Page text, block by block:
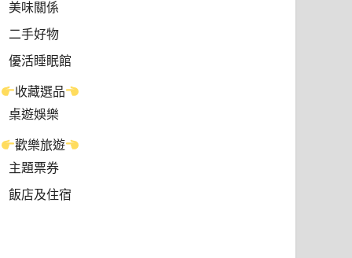
美味關係
二手好物
優活睡眠館
收藏選品
桌遊娛樂
歡樂旅遊
主題票券
飯店及住宿